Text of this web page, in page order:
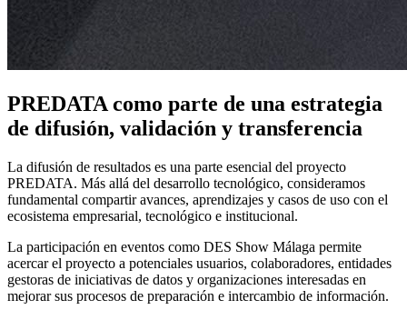
PREDATA como parte de una estrategia
de difusión, validación y transferencia
La difusión de resultados es una parte esencial del proyecto
PREDATA. Más allá del desarrollo tecnológico, consideramos
fundamental compartir avances, aprendizajes y casos de uso con el
ecosistema empresarial, tecnológico e institucional.
La participación en eventos como DES Show Málaga permite
acercar el proyecto a potenciales usuarios, colaboradores, entidades
gestoras de iniciativas de datos y organizaciones interesadas en
mejorar sus procesos de preparación e intercambio de información.